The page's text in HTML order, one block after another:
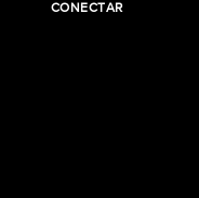
CONECTAR